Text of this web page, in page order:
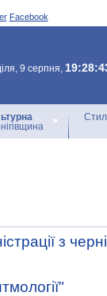
Facebook
9 серпня,
з